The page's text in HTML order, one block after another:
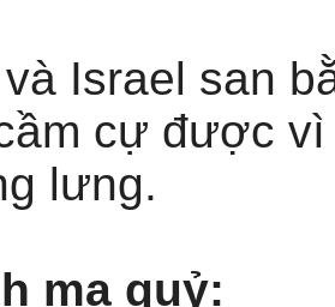
Israel san
cự được
lưng.
ma quỷ: